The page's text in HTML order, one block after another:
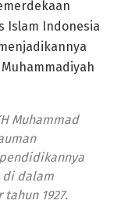
Islam Indonesia
Muhammad
di dalam
1927.